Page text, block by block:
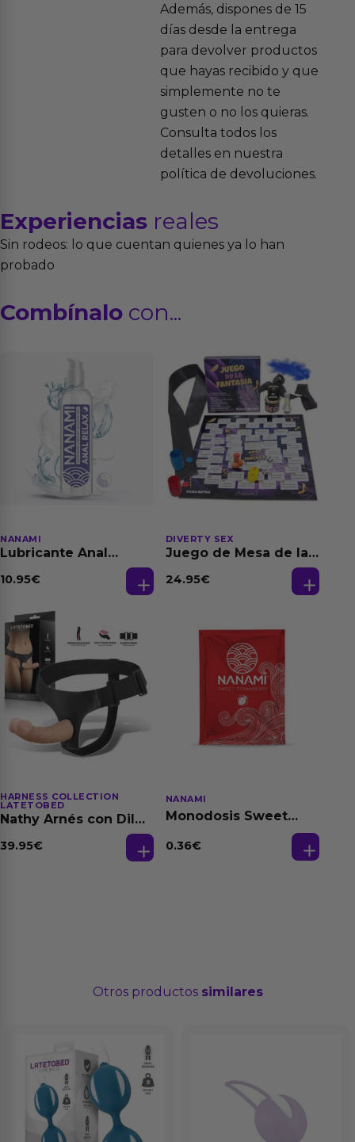
Además, dispones de 15
días desde la entrega
para devolver productos
que hayas recibido y que
simplemente no te
gusten o no los quieras.
Consulta todos los
detalles en nuestra
política de devoluciones.
Experiencias reales
Sin rodeos: lo que cuentan quienes ya lo han
probado
Combínalo con...
NANAMI
Lubricante Anal
Dilatación Base Agua
10.95€
DIVERTY SEX
Juego de Mesa de las
24.95€
HARNESS COLLECTION
LATETOBED
Nathy Arnés con Dildo
39.95€
NANAMI
Monodosis Sweet
Base Agua 4 ml
0.36€
Otros productos similares